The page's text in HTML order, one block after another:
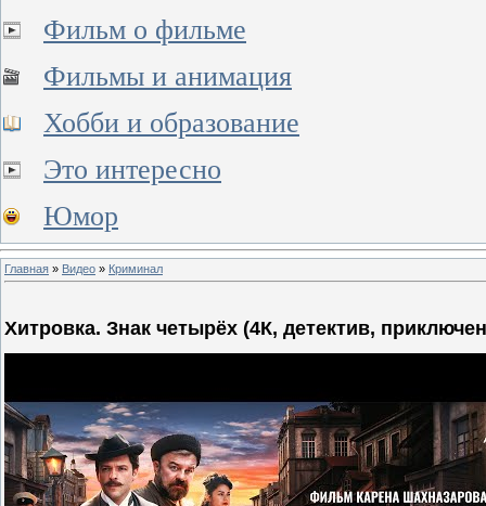
Фильм о фильме
Фильмы и анимация
Хобби и образование
Это интересно
Юмор
Главная » Видео » Криминал
Хитровка. Знак четырёх (4К, детектив,